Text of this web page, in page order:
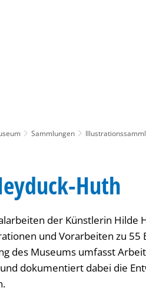
Sammlungen
Huth
der Künstlerin Hilde
und Vorarbeiten zu 55
des Museums umfasst
dokumentiert dabei die